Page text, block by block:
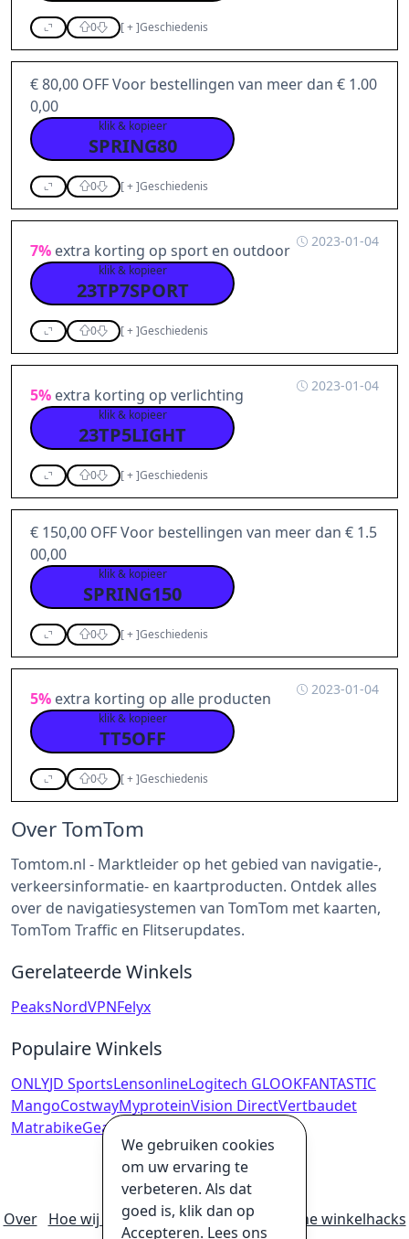
0 [+]Geschiedenis
€ 80,00 OFF Voor bestellingen van meer dan € 1.00
0,00
klik & kopieer
SPRING80
0 [+]Geschiedenis
2023-01-04
7% extra korting op sport en outdoor
klik & kopieer
23TP7SPORT
0 [+]Geschiedenis
2023-01-04
5% extra korting op verlichting
klik & kopieer
23TP5LIGHT
0 [+]Geschiedenis
€ 150,00 OFF Voor bestellingen van meer dan € 1.5
00,00
klik & kopieer
SPRING150
0 [+]Geschiedenis
2023-01-04
5% extra korting op alle producten
klik & kopieer
TT5OFF
0 [+]Geschiedenis
Over TomTom
Tomtom.nl - Marktleider op het gebied van navigatie-,
verkeersinformatie- en kaartproducten. Ontdek alles
over de navigatiesystemen van TomTom met kaarten,
TomTom Traffic en Flitserupdates.
Gerelateerde Winkels
PeaksNordVPNFelyx
Populaire Winkels
ONLYJD SportsLensonlineLogitech GLOOKFANTASTIC
MangoCostwayMyproteinVision DirectVertbaudet
MatrabikeGearBest
Over Hoe wij geld verdienen
Ultieme online winkelhacks
We gebruiken cookies
om uw ervaring te
verbeteren. Als dat
goed is, klik dan op
Accepteren. Lees ons